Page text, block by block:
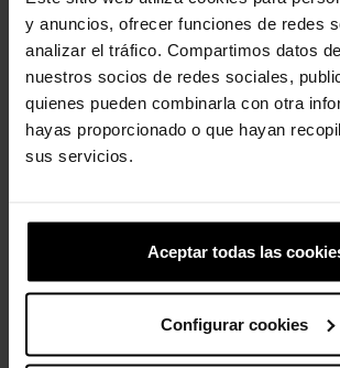
y anuncios, ofrecer funciones de redes
analizar el tráfico. Compartimos datos
nuestros socios de redes sociales,
quienes pueden combinarla con otra
hayas proporcionado o que hayan
sus servicios.
Aceptar todas las
Configurar cookies
Zuecos de niños Classic K
44,90 € 35,92 €
Zuecos de
44,90 €
Zuecos de niños Crocband™
Gusano de
5,99 €